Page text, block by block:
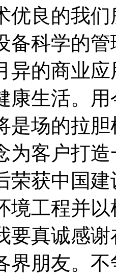
优良的我
备科学的
异的商业
康生活。
是场的拉
为客户打
荣获中国
境工程并
要真诚感
界朋友。